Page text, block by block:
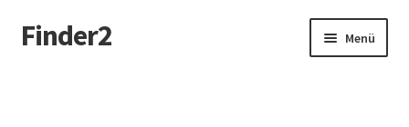
Dolaşıma
geç
İçeriğe
geç
Finder2 Menü